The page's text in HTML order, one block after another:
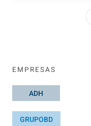
con la
EMPRESAS
ADH
GRUPOBD